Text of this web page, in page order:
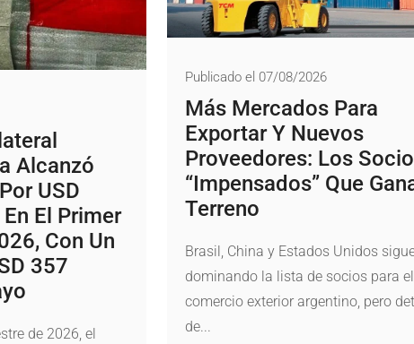
Alcanzó
USD
El Primer
Con Un
357
de 2026, el
Publicado el 07/08/2026
Más Mercados Para
Exportar Y Nuevos
Proveedores: Los
“impensados” Que
Terreno
Brasil, China y Estados Unidos
dominando la lista de socios para el
comercio exterior argentino, pero
de...